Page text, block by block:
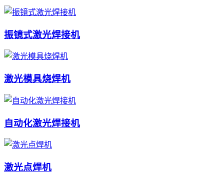
振镜式激光焊接机
激光模具烧焊机
自动化激光焊接机
激光点焊机